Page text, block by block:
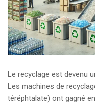
Le recyclage est devenu
Les machines de
téréphtalate) ont gagné